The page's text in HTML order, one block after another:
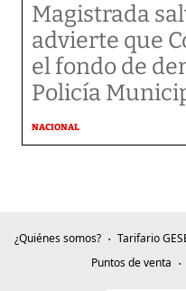
Magistrada
advierte que
el fondo de
Policía
NACIONAL
¿Quiénes somos? Tarifario
Puntos de venta